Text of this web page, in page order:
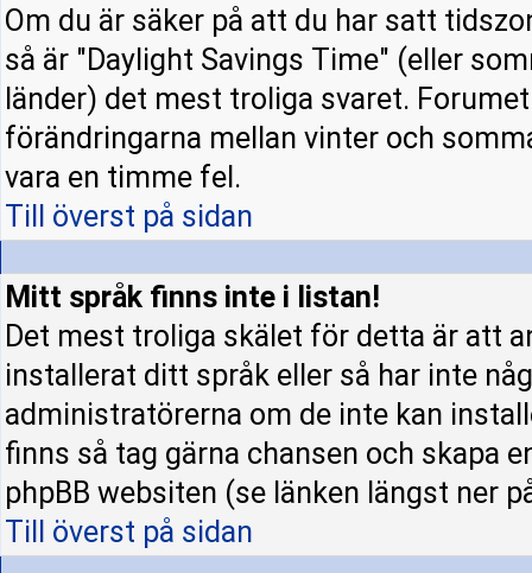
Om du är säker på att du har satt
så är "Daylight Savings Time" (eller
länder) det mest troliga svaret.
förändringarna mellan vinter och
vara en timme fel.
Till överst på sidan
Mitt språk finns inte i listan!
Det mest troliga skälet för detta är att
installerat ditt språk eller så har inte
administratörerna om de inte kan
finns så tag gärna chansen och skapa
phpBB websiten (se länken längst ner
Till överst på sidan